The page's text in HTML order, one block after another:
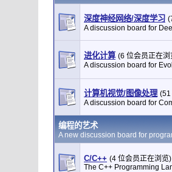
深度神经网络/深度学习
A discussion board for
进化计算 (6 位会员正在浏
A discussion board for
计算机视觉/图像处理 (51
A discussion board for
编程的艺术
A new discussion board for
C/C++ (4 位会员正在浏览)
The C++ Programming